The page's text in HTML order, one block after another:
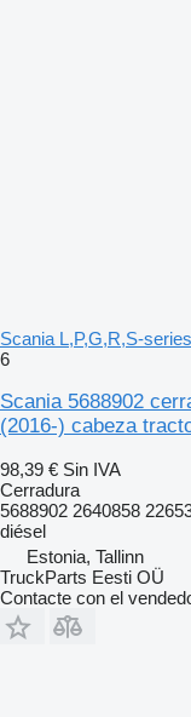
Scania L,P,G,R,S-
6
Scania 5688902
(2016-) cabeza
98,39 € Sin IVA
Cerradura
5688902 2640858
diésel
Estonia, Tallinn
TruckParts Eesti OÜ
Contacte con el